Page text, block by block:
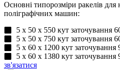
Основні типорозміри ракелів
поліграфічних машин:
5 х 50 х 550 кут заточування
5 х 50 х 750 кут заточування
5 х 60 х 1200 кут
5 х 60 х 1380 кут
зв'язатися